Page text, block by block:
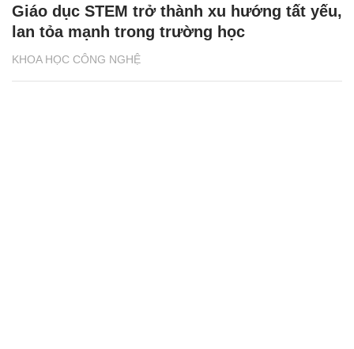
KHOA HỌC CÔNG NGHỆ
Giáo dục STEM trở thành xu hướng tất yếu,
lan tỏa mạnh trong trường học